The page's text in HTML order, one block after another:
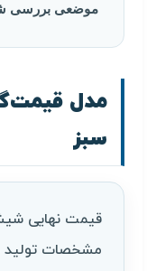
موضعی بررسی
مدل
سبز
قیمت نهایی
مشخصات